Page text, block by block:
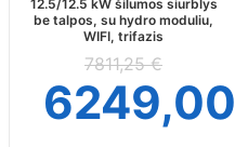
12.5/12.5 kW šilumos siurblys
be talpos, su hydro moduliu,
WIFI, trifazis
7811,25€
6249,00